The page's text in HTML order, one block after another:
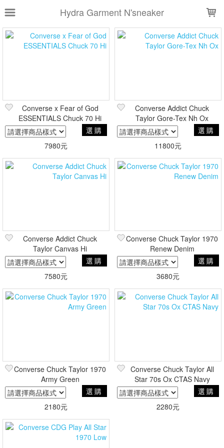
Hydra Garment N'sneaker
樣式尺寸篩選
全部樣式
全部尺寸 US5 US5.5 US6
US7
US8.5
US10
US10.5
Converse x Fear of God
ESSENTIALS Chuck 70 Hi
選購
7980元
Converse Addict Chuck
Taylor Gore-Tex Nh Ox
選購
11800元
Converse Addict Chuck
Taylor Canvas Hi
選購
7580元
Converse Chuck Taylor 1970
Renew Denim
選購
3680元
Converse Chuck Taylor 1970
Army Green
選購
2180元
Converse Chuck Taylor All
Star 70s Ox CTAS Navy
選購
2280元